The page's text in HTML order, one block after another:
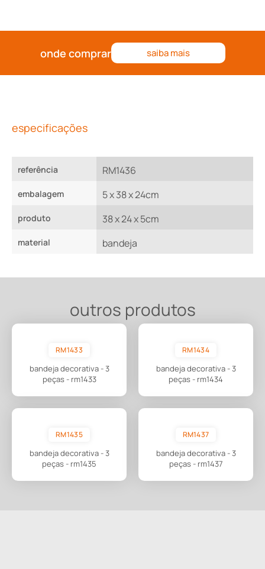
onde comprar saiba mais
especificações
referência RM1436
embalagem 5 x 38 x 24cm
produto 38 x 24 x 5cm
material bandeja
outros produtos
RM1433
bandeja decorativa - 3
peças - rm1433
RM1434
bandeja decorativa - 3
peças - rm1434
RM1435
bandeja decorativa - 3
peças - rm1435
RM1437
bandeja decorativa - 3
peças - rm1437